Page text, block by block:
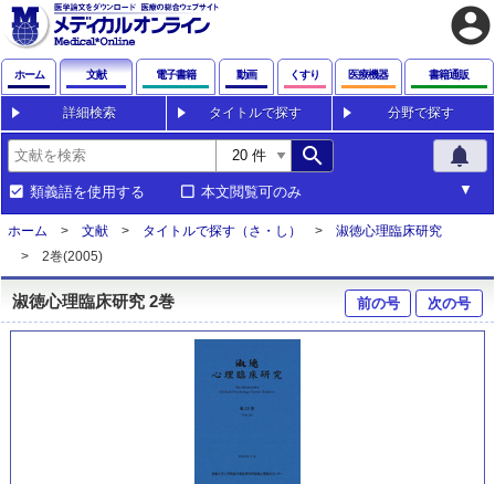
account_circle
ホーム 文献 電子書籍 動画 くすり 医療機器 書籍通販
詳細検索 タイトルで探す 分野で探す
search notifications
類義語を使用する 本文閲覧可のみ
ホーム 文献 タイトルで探す（さ・し）
淑徳心理臨床研究
2巻(2005)
淑徳心理臨床研究 2巻 前の号 次の号